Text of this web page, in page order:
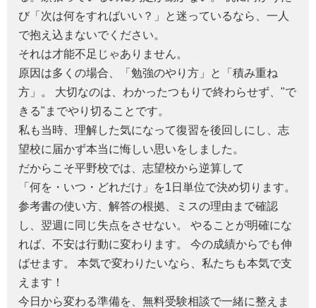
び「次は何をすればいい？」と迷っているなら、一人
で抱え込まないでください。
それは才能不足じゃありません。
原因は多くの場合、「勉強のやり方」と「積み重ね
方」。 大切なのは、わかったつもりで終わらせず、"で
きる"までやり切ることです。
私も当時、理解した気になって復習を後回しにし、志
望校に届かず本当に悔しい思いをしました。
だからこそ平野校では、志望校から逆算して
「何を・いつ・どれだけ」を1日単位で決め切ります。
参考書の使い方、解答の根拠、ミスの理由まで確認
し、翌週に同じ失点をさせない。 やることが明確にな
れば、不安は行動に変わります。 今の成績からでも伸
ばせます。 本気で変わりたいなら、私たちも本気で支
えます！
今日から変わる準備を、無料受験相談で一緒に整えま